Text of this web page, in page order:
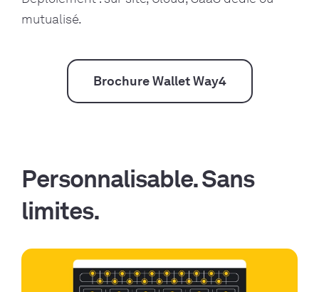
mutualisé.
Brochure Wallet Way4
Personnalisable. Sans
limites.